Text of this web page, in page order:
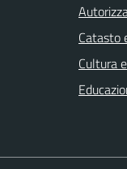
Catasto
Cultura